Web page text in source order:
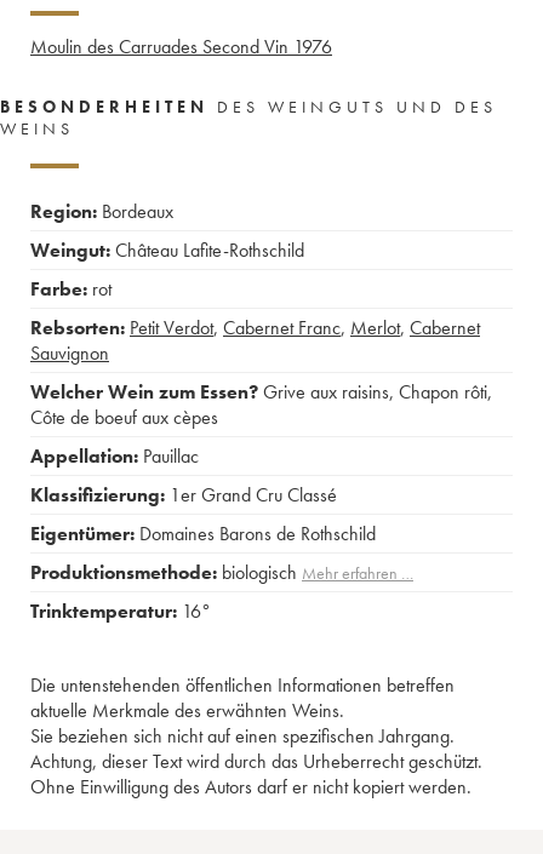
Moulin des Carruades Second Vin 1976
BESONDERHEITEN
DES WEINGUTS UND DES
WEINS
Region: Bordeaux
Weingut:Château Lafite-Rothschild
Farbe: rot
Rebsorten: Petit Verdot, Cabernet Franc, Merlot, Cabernet
Sauvignon
Welcher Wein zum Essen?Grive aux raisins, Chapon rôti,
Côte de boeuf aux cèpes
Appellation: Pauillac
Klassifizierung: 1er Grand Cru Classé
Eigentümer: Domaines Barons de Rothschild
Produktionsmethode: biologisch Mehr erfahren …
Trinktemperatur: 16°
Die untenstehenden öffentlichen Informationen betreffen
aktuelle Merkmale des erwähnten Weins.
Sie beziehen sich nicht auf einen spezifischen Jahrgang.
Achtung, dieser Text wird durch das Urheberrecht geschützt.
Ohne Einwilligung des Autors darf er nicht kopiert werden.